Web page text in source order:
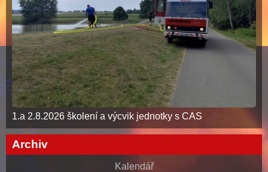
1.a 2.8.2026 školení a výcvik jednotky s CAS
Archiv
Kalendář